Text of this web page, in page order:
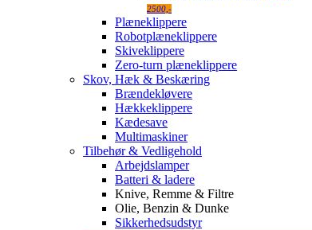
2500,-
Plæneklippere
Robotplæneklippere
Skiveklippere
Zero-turn plæneklippere
Skov, Hæk & Beskæring
Brændekløvere
Hækkeklippere
Kædesave
Multimaskiner
Tilbehør & Vedligehold
Arbejdslamper
Batteri & ladere
Knive, Remme & Filtre
Olie, Benzin & Dunke
Sikkerhedsudstyr